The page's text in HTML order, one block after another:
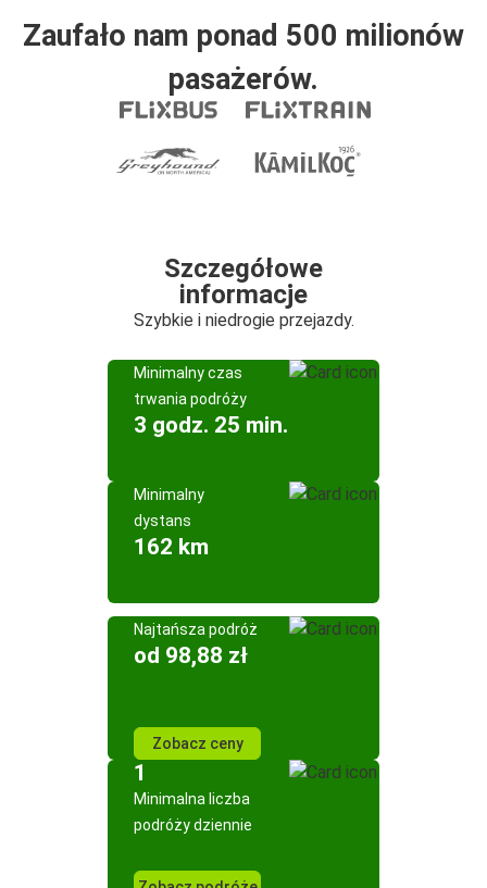
Zaufało nam ponad 500 milionów
pasażerów.
Szczegółowe
informacje
Szybkie i niedrogie przejazdy.
Minimalny czas
trwania podróży
3 godz. 25 min.
Minimalny
dystans
162 km
Najtańsza podróż
od 98,88 zł
Zobacz ceny
1
Minimalna liczba
podróży dziennie